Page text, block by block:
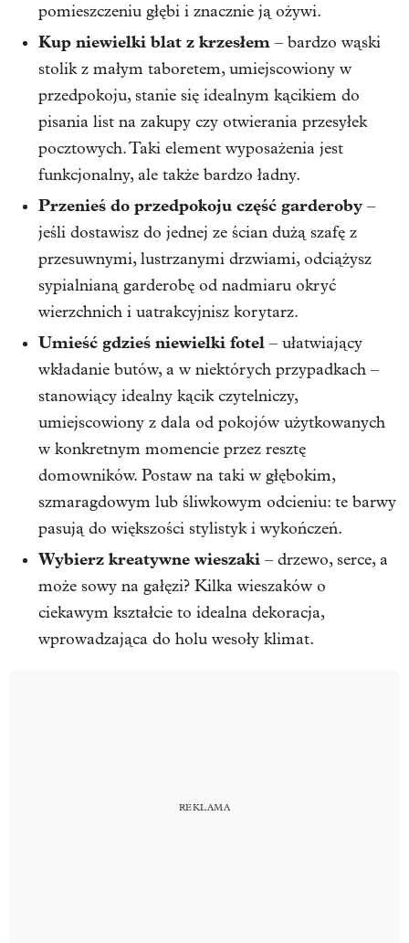
pomieszczeniu głębi i znacznie ją ożywi.
Kup niewielki blat z krzesłem – bardzo wąski
stolik z małym taboretem, umiejscowiony w
przedpokoju, stanie się idealnym kącikiem do
pisania list na zakupy czy otwierania przesyłek
pocztowych. Taki element wyposażenia jest
funkcjonalny, ale także bardzo ładny.
Przenieś do przedpokoju część garderoby –
jeśli dostawisz do jednej ze ścian dużą szafę z
przesuwnymi, lustrzanymi drzwiami, odciążysz
sypialnianą garderobę od nadmiaru okryć
wierzchnich i uatrakcyjnisz korytarz.
Umieść gdzieś niewielki fotel – ułatwiający
wkładanie butów, a w niektórych przypadkach –
stanowiący idealny kącik czytelniczy,
umiejscowiony z dala od pokojów użytkowanych
w konkretnym momencie przez resztę
domowników. Postaw na taki w głębokim,
szmaragdowym lub śliwkowym odcieniu: te barwy
pasują do większości stylistyk i wykończeń.
Wybierz kreatywne wieszaki – drzewo, serce, a
może sowy na gałęzi? Kilka wieszaków o
ciekawym kształcie to idealna dekoracja,
wprowadzająca do holu wesoły klimat.